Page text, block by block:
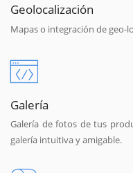
Geolocalización
Mapas o integración de geo-
Galería
Galería de fotos de tus
galería intuitiva y amigable.